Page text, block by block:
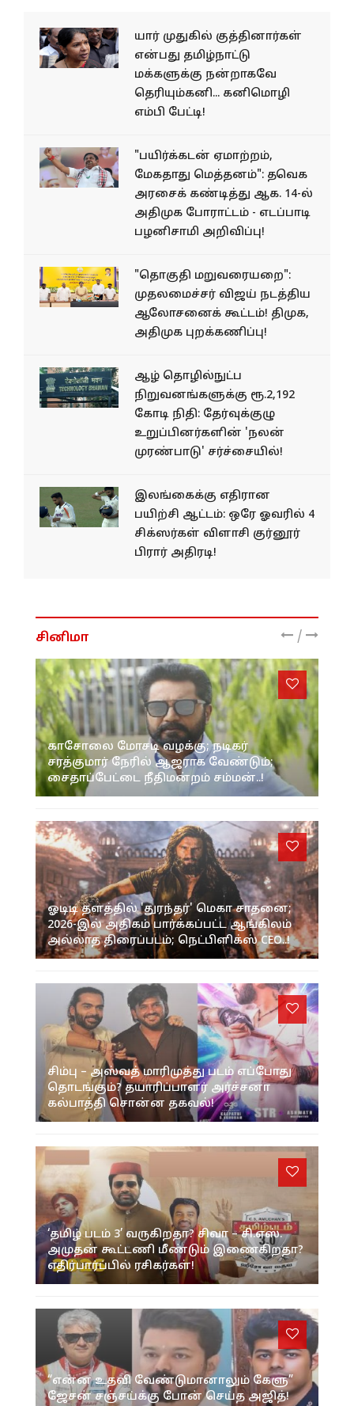
யார் முதுகில் குத்தினார்கள்
என்பது தமிழ்நாட்டு
மக்களுக்கு நன்றாகவே
தெரியும்கனி... கனிமொழி
எம்பி பேட்டி!
"பயிர்க்கடன் ஏமாற்றம்,
மேகதாது மெத்தனம்": தவெக
அரசைக் கண்டித்து ஆக. 14-ல்
அதிமுக போராட்டம் - எடப்பாடி
பழனிசாமி அறிவிப்பு!
"தொகுதி மறுவரையறை":
முதலமைச்சர் விஜய் நடத்திய
ஆலோசனைக் கூட்டம்! திமுக,
அதிமுக புறக்கணிப்பு!
ஆழ் தொழில்நுட்ப
நிறுவனங்களுக்கு ரூ.2,192
கோடி நிதி: தேர்வுக்குழு
உறுப்பினர்களின் 'நலன்
முரண்பாடு' சர்ச்சையில்!
இலங்கைக்கு எதிரான
பயிற்சி ஆட்டம்: ஒரே ஓவரில் 4
சிக்ஸர்கள் விளாசி குர்னூர்
பிரார் அதிரடி!
சினிமா /
காசோலை மோசடி வழக்கு; நடிகர்
சரத்குமார் நேரில் ஆஜராக வேண்டும்;
சைதாப்பேட்டை நீதிமன்றம் சம்மன்..!
ஓடிடி தளத்தில் 'துரந்தர்' மெகா சாதனை;
2026-இல் அதிகம் பார்க்கப்பட்ட ஆங்கிலம்
அல்லாத திரைப்படம்; நெட்பிளிக்ஸ் CEO..!
சிம்பு – அஸ்வத் மாரிமுத்து படம் எப்போது
தொடங்கும்? தயாரிப்பாளர் அர்ச்சனா
கல்பாத்தி சொன்ன தகவல்!
‘தமிழ் படம் 3’ வருகிறதா? சிவா – சி.எஸ்.
அமுதன் கூட்டணி மீண்டும் இணைகிறதா?
எதிர்பார்ப்பில் ரசிகர்கள்!
“என்ன உதவி வேண்டுமானாலும் கேளு”
ஜேசன் சஞ்சய்க்கு போன் செய்த அஜித்!